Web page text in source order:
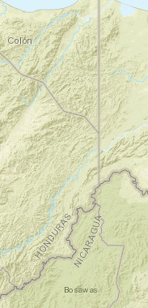
Randonnée
Fortuna de
Arenal
Tour privé avec
Visite des «
forêt qui vous
plantes et les
Ensuite, vous
d'intérêt, la
célèbre pour
pieds). Là
rafraîchissant
prendre des
arrêterez
ville de La